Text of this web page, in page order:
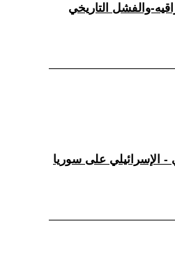
والفشل التاريخي
- الإسرائيلي على سوريا